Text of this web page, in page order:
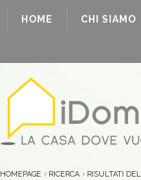
HOME CHI SIAMO
HOMEPAGE RICERCA RISULTATI